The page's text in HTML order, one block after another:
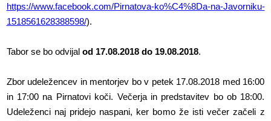
https://www.facebook.com/Pirnatova-ko%C4%8Da-na-Javorniku-
1518561628388598/).
Tabor se bo odvijal od 17.08.2018 do 19.08.2018.
Zbor udeležencev in mentorjev bo v petek 17.08.2018 med 16:00
in 17:00 na Pirnatovi koči. Večerja in predstavitev bo ob 18:00.
Udeleženci naj pridejo naspani, ker bomo že isti večer začeli z